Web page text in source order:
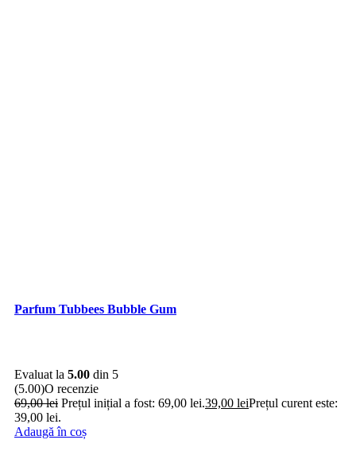
Parfum Tubbees Bubble Gum
Evaluat la 5.00 din 5
(5.00)O recenzie
69,00lei Prețul inițial a fost: 69,00 lei.39,00 leiPrețul curent este:
39,00 lei.
Adaugă în coș